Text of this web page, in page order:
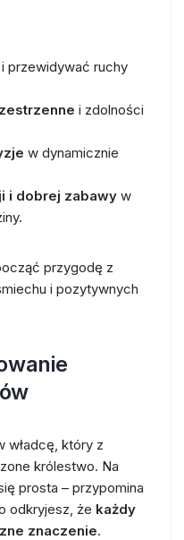
i przewidywać ruchy
i zdolności
w dynamicznie
i dobrej zabawy w
przygodę z
i pozytywnych
władcę, który z
królestwo. Na
prosta – przypomina
odkryjesz, że każdy
znaczenie.